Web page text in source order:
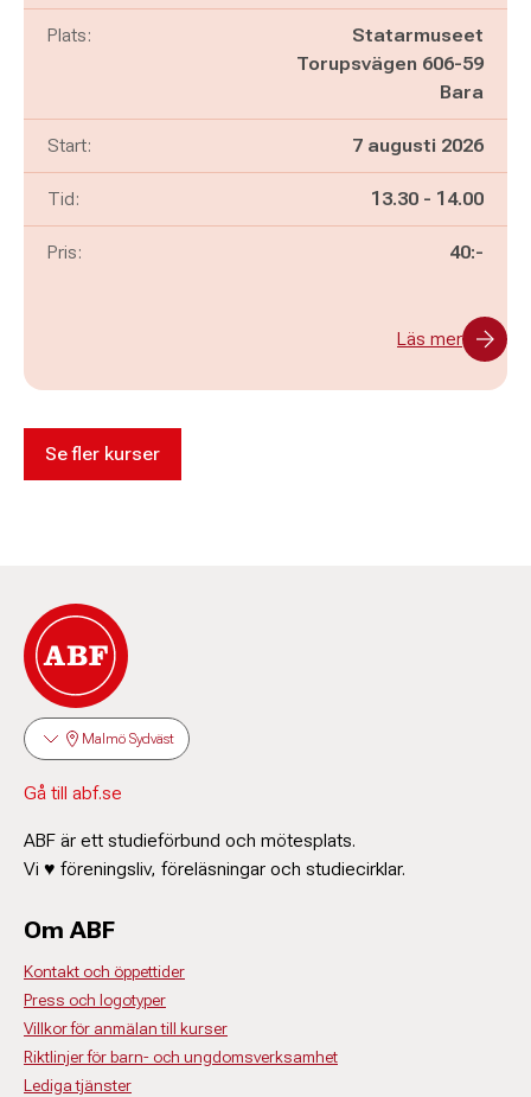
Plats:
Statarmuseet
Torupsvägen 606-59
Bara
Start: 7 augusti 2026
Tid: Pågår mellan
13.30 - och
14.00
Pris: 40:-
Läs mer
Se fler kurser
Malmö Sydväst
Gå till abf.se
ABF är ett studieförbund och mötesplats.
Vi ♥ föreningsliv, föreläsningar och studiecirklar.
Om ABF
Kontakt och öppettider
Press och logotyper
Villkor för anmälan till kurser
Riktlinjer för barn- och ungdomsverksamhet
Lediga tjänster